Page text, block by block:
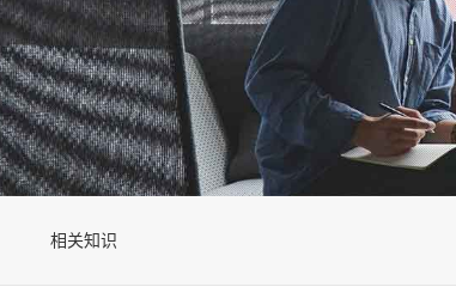
相关知识